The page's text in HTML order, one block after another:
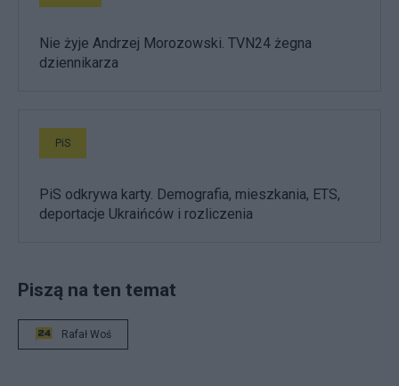
Nie żyje Andrzej Morozowski. TVN24 żegna
dziennikarza
PiS
PiS odkrywa karty. Demografia, mieszkania, ETS,
deportacje Ukraińców i rozliczenia
Piszą na ten temat
Rafał Woś